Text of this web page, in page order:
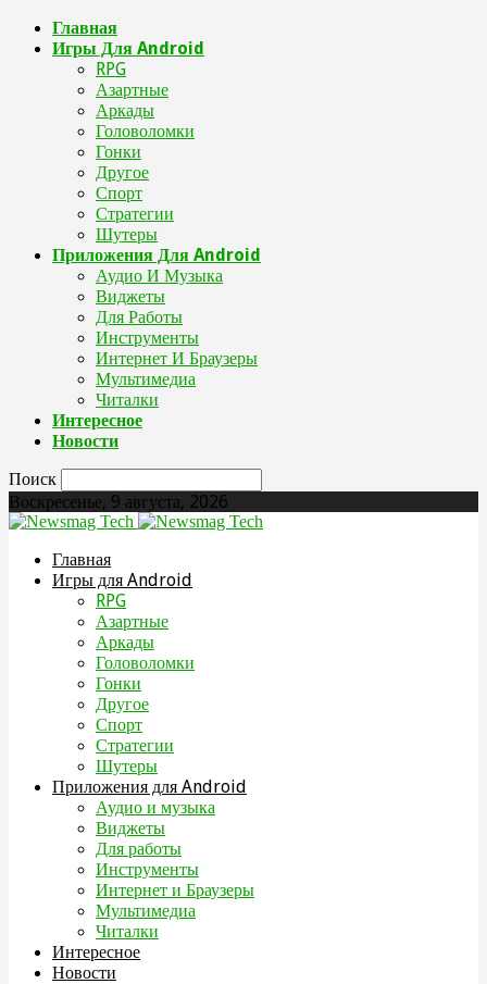
Главная
Игры Для Android
RPG
Азартные
Аркады
Головоломки
Гонки
Другое
Спорт
Стратегии
Шутеры
Приложения Для Android
Аудио И Музыка
Виджеты
Для Работы
Инструменты
Интернет И Браузеры
Мультимедиа
Читалки
Интересное
Новости
Поиск
Воскресенье, 9 августа, 2026
Главная
Игры для Android
RPG
Азартные
Аркады
Головоломки
Гонки
Другое
Спорт
Стратегии
Шутеры
Приложения для Android
Аудио и музыка
Виджеты
Для работы
Инструменты
Интернет и Браузеры
Мультимедиа
Читалки
Интересное
Новости